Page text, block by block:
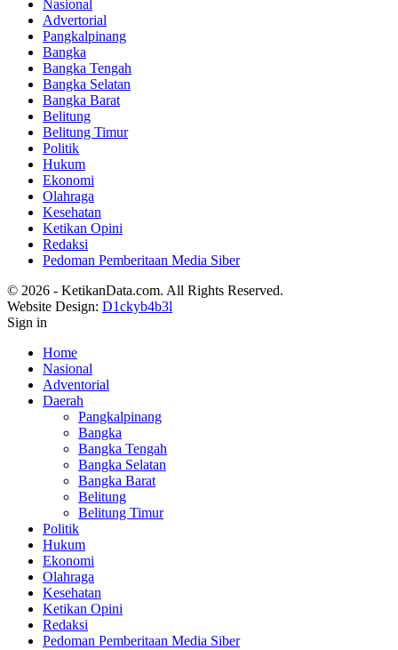
Nasional
Advertorial
Pangkalpinang
Bangka
Bangka Tengah
Bangka Selatan
Bangka Barat
Belitung
Belitung Timur
Politik
Hukum
Ekonomi
Olahraga
Kesehatan
Ketikan Opini
Redaksi
Pedoman Pemberitaan Media Siber
© 2026 - KetikanData.com. All Rights Reserved.
Website Design: D1ckyb4b3l
Sign in
Home
Nasional
Adventorial
Daerah
Pangkalpinang
Bangka
Bangka Tengah
Bangka Selatan
Bangka Barat
Belitung
Belitung Timur
Politik
Hukum
Ekonomi
Olahraga
Kesehatan
Ketikan Opini
Redaksi
Pedoman Pemberitaan Media Siber